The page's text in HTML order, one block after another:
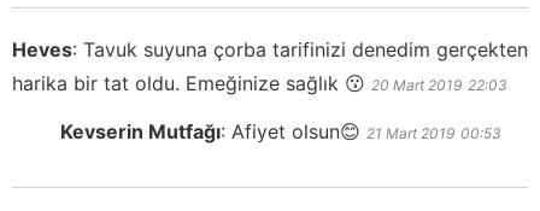
Heves: Tavuk suyuna çorba tarifinizi denedim gerçekten
harika bir tat oldu. Emeğinize sağlık 😗 20 Mart 2019 22:03
Kevserin Mutfağı: Afiyet olsun😊 21 Mart 2019 00:53